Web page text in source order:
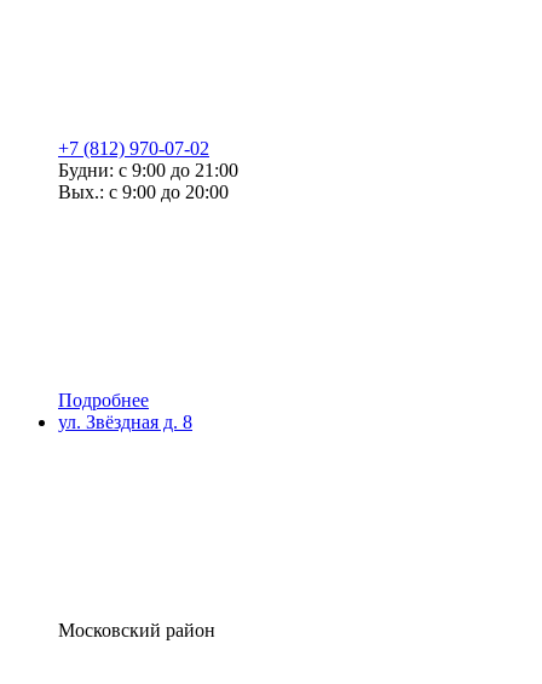
+7 (812) 970-07-02
Будни: с 9:00 до 21:00
Вых.: с 9:00 до 20:00
Подробнее
ул. Звёздная д. 8
Московский район